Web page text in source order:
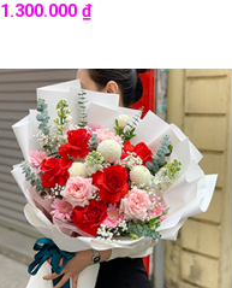
1.300.000₫